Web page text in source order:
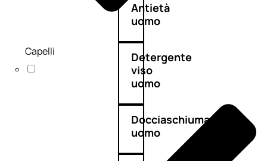
Antietà
uomo
Detergente
viso
uomo
Docciaschiuma
uomo
Capelli